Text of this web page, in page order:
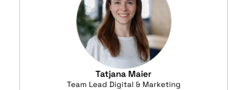
Tatjana Maier
Team Lead Digital & Marketing